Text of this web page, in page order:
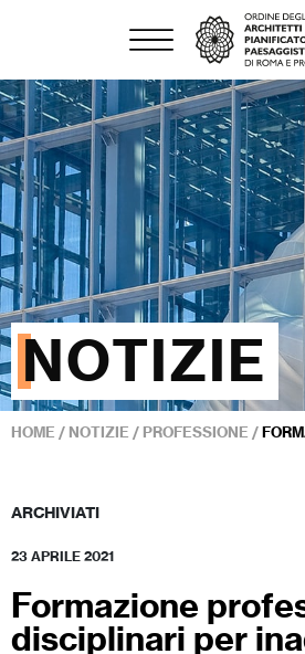
NOTIZIE
HOME / NOTIZIE / PROFESSIONE /
ARCHIVIATI
23 APRILE 2021
Formazione
disciplinari per